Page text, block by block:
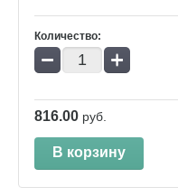
Количество:
− +
816.00 руб.
В корзину